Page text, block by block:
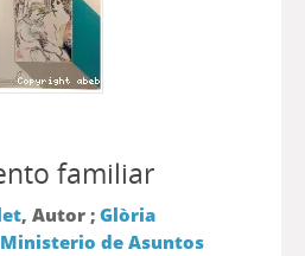
familiar
, Autor ; Glòria
Ministerio de Asuntos